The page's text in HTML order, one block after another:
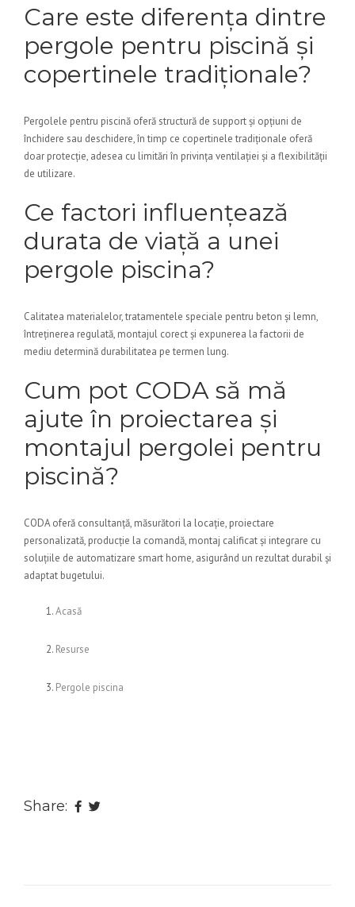
Care este diferența dintre
pergole pentru piscină și
copertinele tradiționale?
Pergolele pentru piscină oferă structură de support și opțiuni de
închidere sau deschidere, în timp ce copertinele tradiționale oferă
doar protecție, adesea cu limitări în privința ventilației și a flexibilității
de utilizare.
Ce factori influențează
durata de viață a unei
pergole piscina?
Calitatea materialelor, tratamentele speciale pentru beton și lemn,
întreținerea regulată, montajul corect și expunerea la factorii de
mediu determină durabilitatea pe termen lung.
Cum pot CODA să mă
ajute în proiectarea și
montajul pergolei pentru
piscină?
CODA oferă consultanță, măsurători la locație, proiectare
personalizată, producție la comandă, montaj calificat și integrare cu
soluțiile de automatizare smart home, asigurând un rezultat durabil și
adaptat bugetului.
Acasă
Resurse
Pergole piscina
Share: